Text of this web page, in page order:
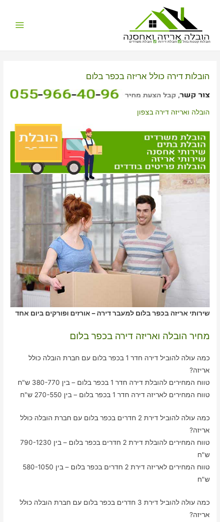
הובלות קטנות בזול הובלת דירות הובלת משרדים
הובלות דירה כולל אריזה בכפר בלום
הובלה ואריזה דירה בצפון
שירותי אריזה בכפר בלום למעבר דירה – אורזים ופורקים ביום אחד
מחיר הובלה ואריזה דירה בכפר בלום
כמה עולה להוביל דירה חדר 1 בכפר בלום עם חברת הובלה כולל
אריזה?
טווח המחירים להובלת דירה חדר 1 בכפר בלום – בין 380-770 ש"ח
טווח המחירים לאריזה דירה חדר 1 בכפר בלום – בין 270-550 ש"ח
כמה עולה להוביל דירת 2 חדרים בכפר בלום עם חברת הובלה כולל
אריזה?
טווח המחירים להובלת דירת 2 חדרים בכפר בלום – בין 790-1230
ש"ח
טווח המחירים לאריזה דירת 2 חדרים בכפר בלום – בין 580-1050
ש"ח
כמה עולה להוביל דירת 3 חדרים בכפר בלום עם חברת הובלה כולל
אריזה?